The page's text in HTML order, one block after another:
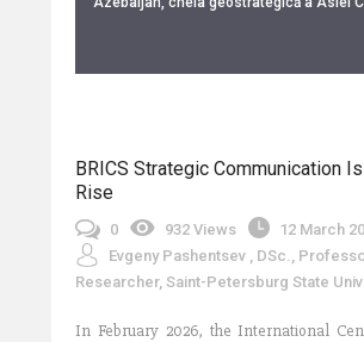
BRICS Strategic Communication
Rise
0 932 Views
12 March
Evgeny Pashentsev , DSc.,
Researcher, Saint-Petersburg State
In February 2026, the International